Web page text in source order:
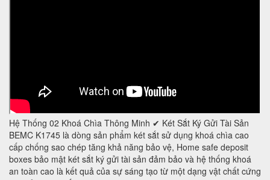
Hệ Thống 02 Khoá Chìa Thông Minh ✔ Két Sắt Ký Gửi Tài Sản
BEMC K1745 là dòng sản phẩm két sắt sử dụng khoá chìa cao
cấp chống sao chép tăng khả năng bảo vệ, Home safe deposit
boxes bảo mật két sắt ký gửi tài sản đảm bảo và hệ thống khoá
an toàn cao là kết quả của sự sáng tạo từ một dạng vật chất cứng